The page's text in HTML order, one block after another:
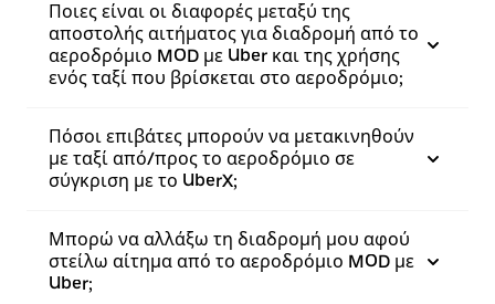
Ποιες είναι οι διαφορές μεταξύ της
αποστολής αιτήματος για διαδρομή από το
αεροδρόμιο MOD με Uber και της χρήσης
ενός ταξί που βρίσκεται στο αεροδρόμιο;
Πόσοι επιβάτες μπορούν να μετακινηθούν
με ταξί από/προς το αεροδρόμιο σε
σύγκριση με το UberX;
Μπορώ να αλλάξω τη διαδρομή μου αφού
στείλω αίτημα από το αεροδρόμιο MOD με
Uber;